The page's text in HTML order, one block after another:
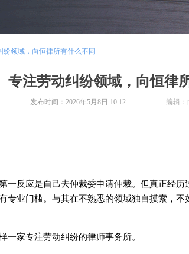
专注劳动纠纷领域，向恒律
纷领域，向恒律所有什么不同
一反应是自己去仲裁委申请仲裁。但真正经
专业门槛。与其在不熟悉的领域独自摸索，不
一家专注劳动纠纷的律师事务所。
发布时间： 2026年5月8日 10:12 编辑：